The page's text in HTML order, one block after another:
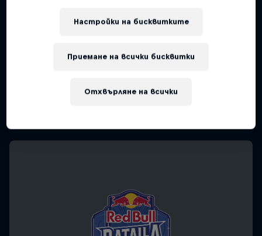
Настройки на бисквитките
Отхвърляне на всички
Приемане на всички бисквитки